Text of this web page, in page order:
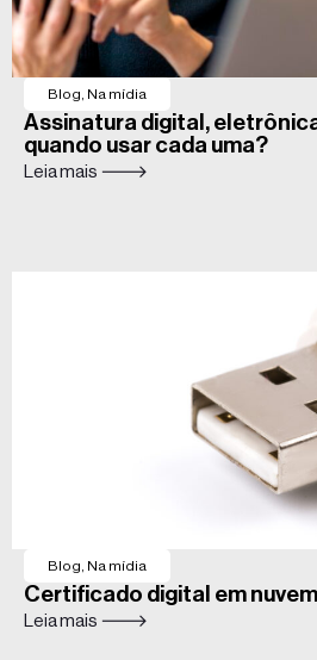
Blog Na mídia
Assinatura digital,
quando usar cada uma?
Leia mais 🡒
Blog Na mídia
Certificado digital em
Leia mais 🡒